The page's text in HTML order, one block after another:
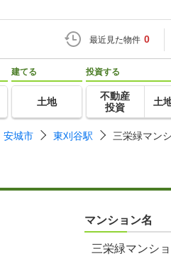
最近見た物件 0
建てる
土地
投資する
不動産
投資
土
安城市 東刈谷駅 三栄緑マン
マンション名
三栄緑マンシ